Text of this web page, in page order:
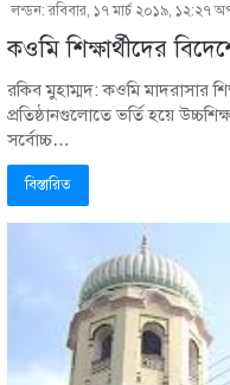
লন্ডন: রবিবার, ১৭ মার্চ ২০১৯, ১২:২৭
কওমি শিক্ষার্থীদের
রকিব মুহাম্মদ: কওমি মাদরাসার
প্রতিষ্ঠানগুলোতে ভর্তি হয়ে
সর্বোচ্চ…
বিস্তারিত